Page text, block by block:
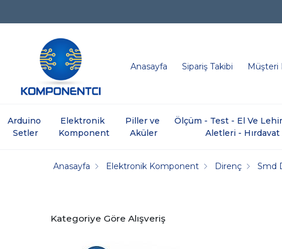
Anasayfa Sipariş Takibi Müşteri
Arduino
Setler
Elektronik
Komponent
Piller ve
Aküler
Ölçüm - Test - El Ve
Aletleri - Hırdavat
Anasayfa Elektronik Komponent Direnç Smd
Kategoriye Göre Alışveriş